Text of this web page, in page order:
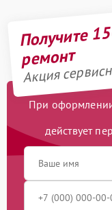
Получите
ремонт
Акция
При
действует